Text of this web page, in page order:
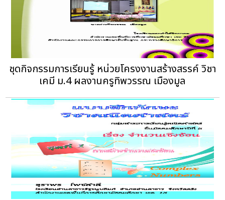
ชุดกิจกรรมการเรียนรู้ หน่วยโครงงานสร้างสรรค์ วิชา
เคมี ม.4 ผลงานครูทิพวรรณ เมืองมูล